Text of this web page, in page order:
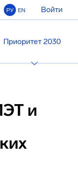
РУ EN Войти
Приоритет 2030
и